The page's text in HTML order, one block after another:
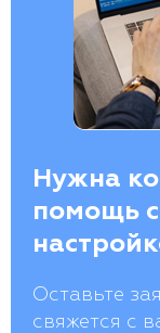
Нужна
помощь с
Оставьте
свяжется с